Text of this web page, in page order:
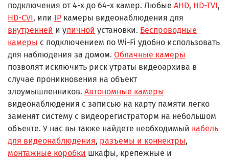
подключения от 4-х до 64-х камер. Любые AHD, HD-TVI,
HD-CVI, или IP камеры видеонаблюдения для
внутренней и уличной установки. Беспроводные
камеры с подключением по Wi-Fi удобно использовать
для наблюдения за домом. Облачные камеры
позволят исключить риск утраты видеоархива в
случае проникновения на объект
злоумышленников. Автономные камеры
видеонаблюдения с записью на карту памяти легко
заменят систему с видеорегистраторм на небольшом
объекте. У нас вы также найдете необходимый кабель
для видеонаблюдения, разъемы и коннектры,
монтажные коробки шкафы, крепежные и